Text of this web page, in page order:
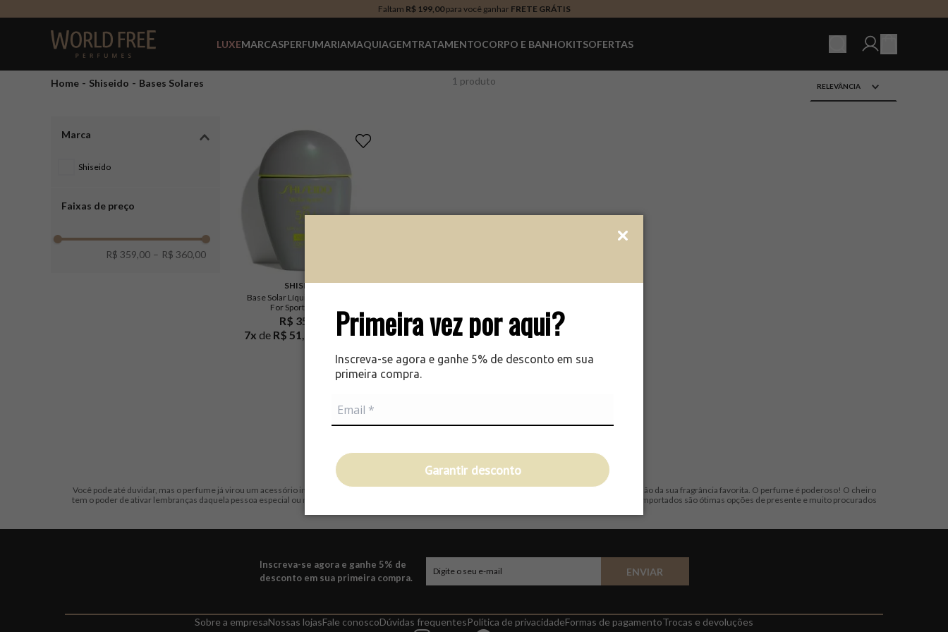
Primeira vez por aqui?
Inscreva-se agora e ganhe 5% de desconto em sua
primeira compra.
Garantir desconto
Faltam R$ 199,00para você ganhar FRETE GRÁTIS
LUXEMARCASPERFUMARIAMAQUIAGEMTRATAMENTOCORPO E BANHOKITSOFERTAS
Shiseido Bases Solares 1 produto RELEVÂNCIA
Marca
shiseido
Faixas de preço
R$ 359,00 – R$ 360,00
SHISEIDO
Base Solar Líquida Shiseido BB
For Sports FPS50+
R$ 359,00
7x de R$ 51,28 sem juros
Você pode até duvidar, mas o perfume já virou um acessório indispensável em nosso dia-a-dia, mesmo entre aqueles que não são vaidosos não abrem mão da sua fragrância favorita. O perfume é poderoso! O cheiro
tem o poder de ativar lembranças daquela pessoa especial ou momentos marcantes, como primeiro encontro ou dia do casamento. Por isso, perfumes importados são ótimas opções de presente e muito procurados
Inscreva-se agora e ganhe 5% de
desconto em sua primeira compra.
ENVIAR
Sobre a empresaNossas lojasFale conoscoDúvidas frequentesPolítica de privacidadeFormas de pagamentoTrocas e devoluções